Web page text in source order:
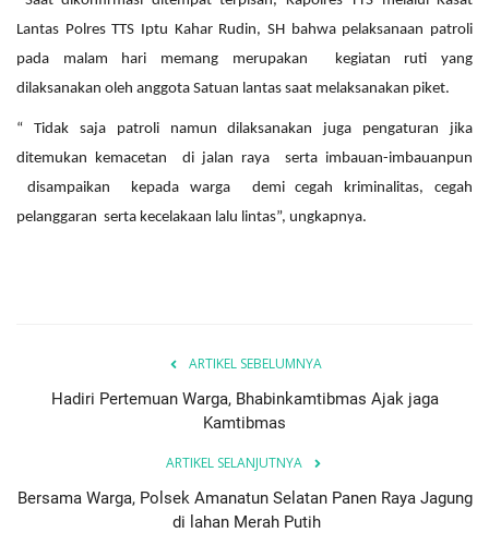
Lantas Polres TTS Iptu Kahar Rudin, SH bahwa pelaksanaan patroli
pada malam hari memang merupakan kegiatan ruti yang
dilaksanakan oleh anggota Satuan lantas saat melaksanakan piket.
“ Tidak saja patroli namun dilaksanakan juga pengaturan jika
ditemukan kemacetan di jalan raya serta imbauan-imbauanpun
disampaikan kepada warga demi cegah kriminalitas, cegah
pelanggaran serta kecelakaan lalu lintas”, ungkapnya.
ARTIKEL SEBELUMNYA
Hadiri Pertemuan Warga, Bhabinkamtibmas Ajak jaga
Kamtibmas
ARTIKEL SELANJUTNYA
Bersama Warga, Polsek Amanatun Selatan Panen Raya Jagung
di lahan Merah Putih